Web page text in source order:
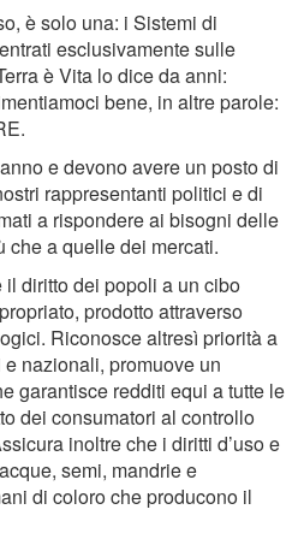
è solo una: i Sistemi di
esclusivamente sulle
è Vita lo dice da anni:
bene, in altre parole:
e devono avere un posto di
rappresentanti politici e di
a rispondere ai bisogni delle
che a quelle dei mercati.
diritto dei popoli a un cibo
prodotto attraverso
Riconosce altresì priorità a
nazionali, promuove un
garantisce redditi equi a tutte le
dei consumatori al controllo
inoltre che i diritti d’uso e
semi, mandrie e
di coloro che producono il